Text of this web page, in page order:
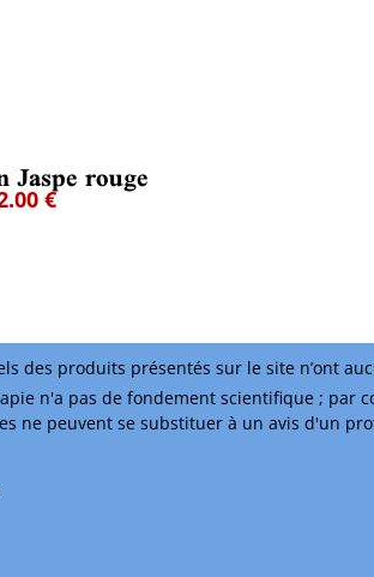
des produits présentés sur le site n’ont
n'a pas de fondement scientifique ; par
ne peuvent se substituer à un avis d'un
Jaspe rouge
€